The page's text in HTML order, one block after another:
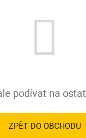
podívat na
ZPĚT DO OBCHODU